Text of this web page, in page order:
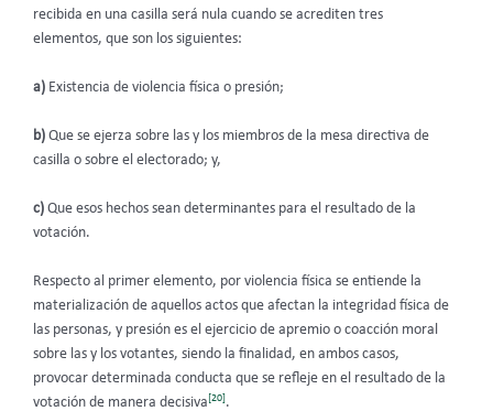
recibida en una casilla será nula cuando se acrediten tres
elementos, que son los siguientes:
a) Existencia de violencia física o presión;
b) Que se ejerza sobre las y los miembros de la mesa directiva de
casilla o sobre el electorado; y,
c) Que esos hechos sean determinantes para el resultado de la
votación.
Respecto al primer elemento, por violencia física se entiende la
materialización de aquellos actos que afectan la integridad física de
las personas, y presión es el ejercicio de apremio o coacción moral
sobre las y los votantes, siendo la finalidad, en ambos casos,
provocar determinada conducta que se refleje en el resultado de la
votación de manera decisiva[20].